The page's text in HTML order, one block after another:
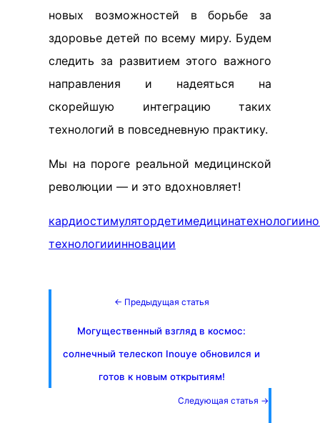
новых возможностей в борьбе за
здоровье детей по всему миру. Будем
следить за развитием этого важного
направления и надеяться на
скорейшую интеграцию таких
технологий в повседневную практику.
Мы на пороге реальной медицинской
революции — и это вдохновляет!
кардиостимулятордетимедицинатехнологии
технологииинновации
← Предыдущая статья
Могущественный взгляд в космос:
солнечный телескоп Inouye обновился и
готов к новым открытиям!
Следующая статья →